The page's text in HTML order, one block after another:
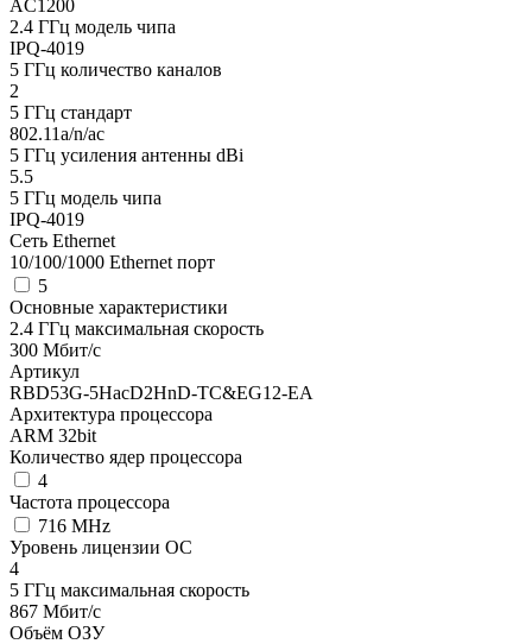
AC1200
2.4 ГГц модель чипа
IPQ-4019
5 ГГц количество каналов
2
5 ГГц стандарт
802.11a/n/ac
5 ГГц усиления антенны dBi
5.5
5 ГГц модель чипа
IPQ-4019
Сеть Ethernet
10/100/1000 Ethernet порт
5
Основные характеристики
2.4 ГГц максимальная скорость
300 Мбит/с
Артикул
RBD53G-5HacD2HnD-TC&EG12-EA
Архитектура процессора
ARM 32bit
Количество ядер процессора
4
Частота процессора
716 MHz
Уровень лицензии ОС
4
5 ГГц максимальная скорость
867 Мбит/с
Объём ОЗУ